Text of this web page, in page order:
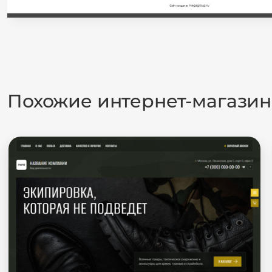
Похожие интернет-